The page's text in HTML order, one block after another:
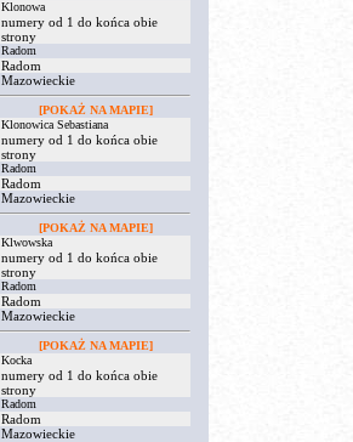
Klonowa
numery od 1 do końca obie
strony
Radom
Radom
Mazowieckie
[POKAŻ NA MAPIE]
Klonowica Sebastiana
numery od 1 do końca obie
strony
Radom
Radom
Mazowieckie
[POKAŻ NA MAPIE]
Klwowska
numery od 1 do końca obie
strony
Radom
Radom
Mazowieckie
[POKAŻ NA MAPIE]
Kocka
numery od 1 do końca obie
strony
Radom
Radom
Mazowieckie